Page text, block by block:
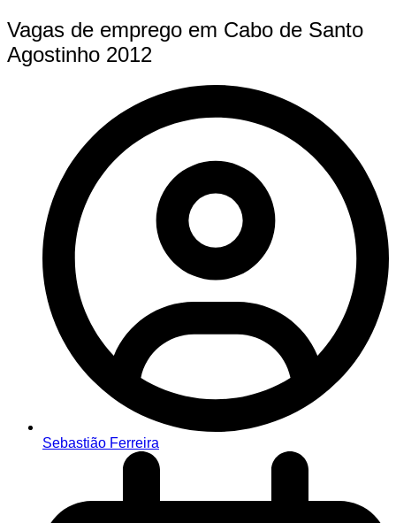
Vagas de emprego em Cabo de Santo
Agostinho 2012
Sebastião Ferreira